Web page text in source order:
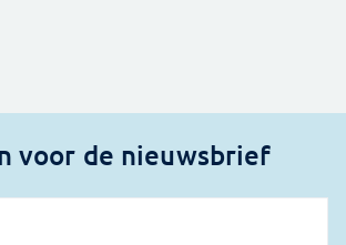
voor de nieuwsbrief